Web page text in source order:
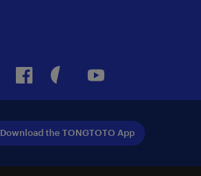
InstagramFacebookPinterest
Download the TONGTOTO App